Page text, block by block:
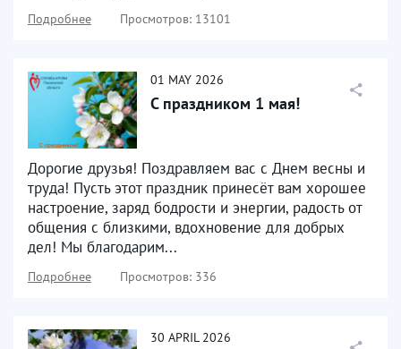
Подробнее Просмотров: 13101
01 MAY 2026
С праздником 1 мая!
Дорогие друзья! Поздравляем вас с Днем весны и
труда! Пусть этот праздник принесёт вам хорошее
настроение, заряд бодрости и энергии, радость от
общения с близкими, вдохновение для добрых
дел! Мы благодарим...
Подробнее Просмотров: 336
30 APRIL 2026